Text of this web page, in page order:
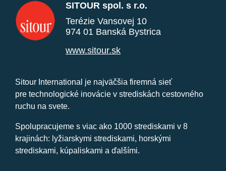
SITOUR spol. s r.o.
Terézie Vansovej 10
974 01 Banská Bystrica
www.sitour.sk
Sitour International je najväčšia firemná sieť
pre technologické inovácie v strediskách cestovného
ruchu na svete.
Spolupracujeme s viac ako 1000 strediskami v 8
krajinách: lyžiarskymi strediskami, horskými
strediskami, kúpaliskami a ďalšími.